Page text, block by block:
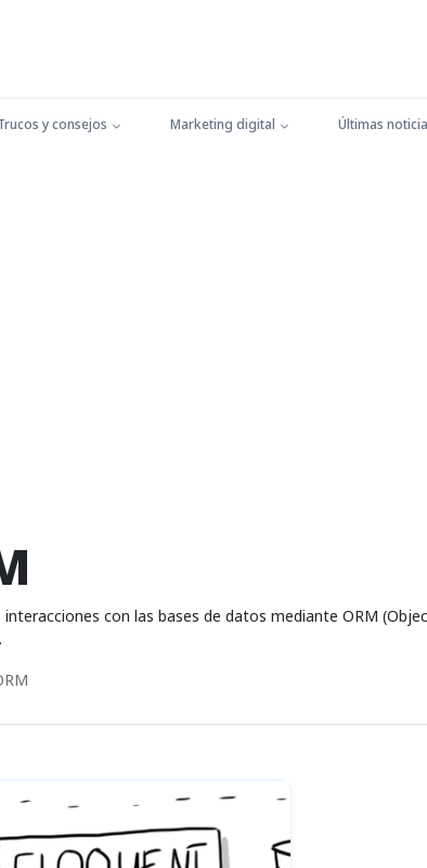
y consejos Marketing digital Últimas
con las bases de datos mediante ORM